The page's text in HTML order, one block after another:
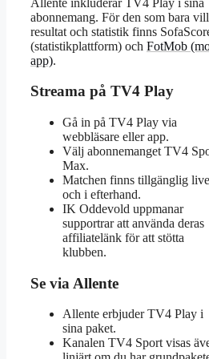
abonnemang. För den som bara
resultat och statistik finns
(statistikplattform) och FotMob
app).
Streama på TV4 Play
Gå in på TV4 Play via
webbläsare eller app.
Välj abonnemanget TV4
Max.
Matchen finns tillgänglig live
och i efterhand.
IK Oddevold uppmanar
supportrar att använda deras
affiliatelänk för att stötta
klubben.
Se via Allente
Allente erbjuder TV4 Play i
sina paket.
Kanalen TV4 Sport visas